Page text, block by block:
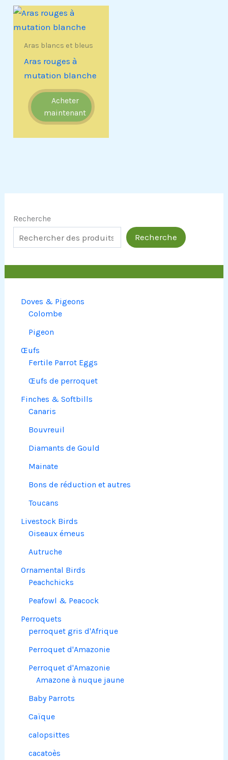
Recherche
Recherche
Doves & Pigeons
Colombe
Pigeon
Œufs
Fertile Parrot Eggs
Œufs de perroquet
Finches & Softbills
Canaris
Bouvreuil
Diamants de Gould
Mainate
Bons de réduction et autres
Toucans
Livestock Birds
Oiseaux émeus
Autruche
Ornamental Birds
Peachchicks
Peafowl & Peacock
Perroquets
perroquet gris d'Afrique
Perroquet d'Amazonie
Perroquet d'Amazonie
Amazone à nuque jaune
Baby Parrots
Caïque
calopsittes
cacatoès
Aras blancs et bleus
Aras rouges à
mutation blanche
Acheter
maintenant